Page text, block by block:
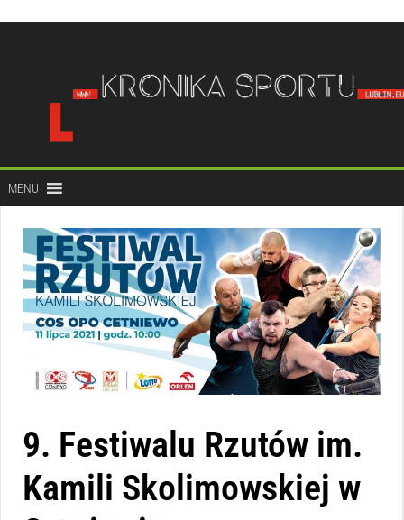
treści
MENU
9. Festiwalu Rzutów im.
Kamili Skolimowskiej w